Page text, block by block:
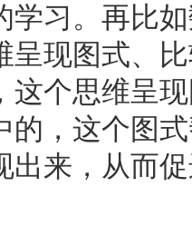
学习。再比
呈现图式、
这个思维呈
的，这个图
出来，从而